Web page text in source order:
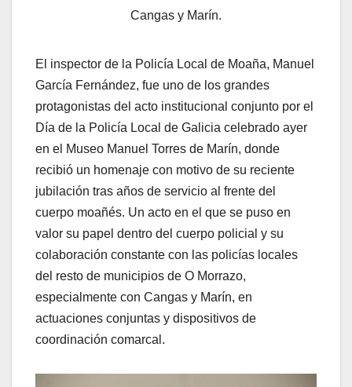
Cangas y Marín.
El inspector de la Policía Local de Moaña, Manuel
García Fernández, fue uno de los grandes
protagonistas del acto institucional conjunto por el
Día de la Policía Local de Galicia celebrado ayer
en el Museo Manuel Torres de Marín, donde
recibió un homenaje con motivo de su reciente
jubilación tras años de servicio al frente del
cuerpo moañés. Un acto en el que se puso en
valor su papel dentro del cuerpo policial y su
colaboración constante con las policías locales
del resto de municipios de O Morrazo,
especialmente con Cangas y Marín, en
actuaciones conjuntas y dispositivos de
coordinación comarcal.